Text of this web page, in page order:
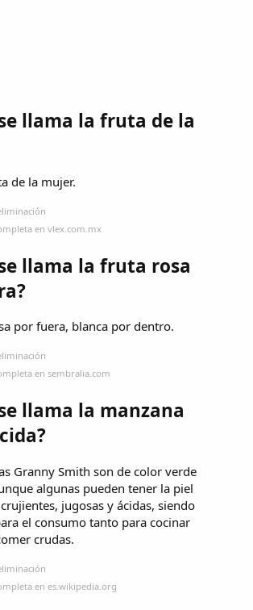
llama la fruta de la
de la mujer.
en vlex.com.mx
llama la fruta rosa
por fuera, blanca por dentro.
en sembralia.com
llama la manzana
Granny Smith son de color verde
algunas pueden tener la piel
jugosas y ácidas, siendo
el consumo tanto para cocinar
crudas.
en es.wikipedia.org